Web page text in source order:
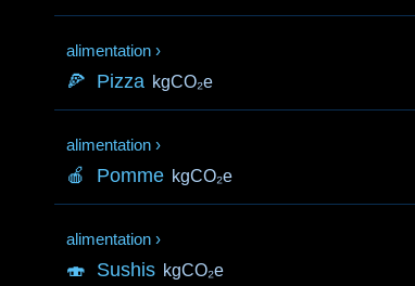
alimentation ›
🍕 Pizza kgCO₂e
alimentation ›
🍎 Pomme kgCO₂e
alimentation ›
🍣 Sushis kgCO₂e